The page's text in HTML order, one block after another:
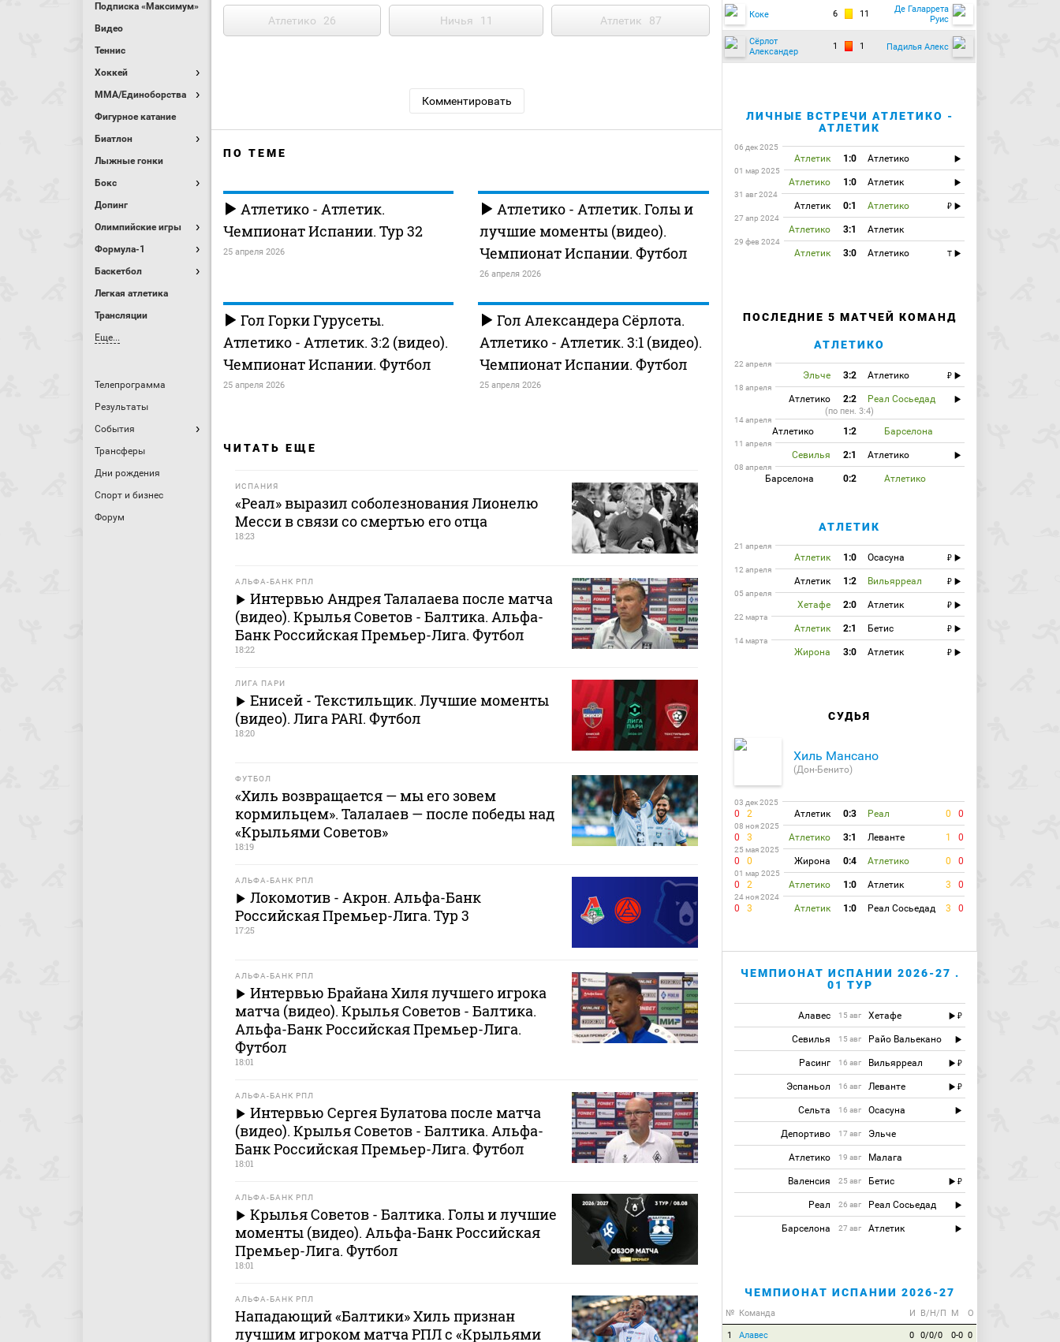
Подписка «Максимум»
Видео
Теннис
Хоккей
MMA/Единоборства
Фигурное катание
Биатлон
Лыжные гонки
Бокс
Допинг
Олимпийские игры
Формула-1
Баскетбол
Легкая атлетика
Трансляции
Еще...
Телепрограмма
Результаты
События
Трансферы
Дни рождения
Спорт и бизнес
Форум
Атлетико 26 Ничья 11 Атлетик 87
Комментировать
ПО ТЕМЕ
Атлетико - Атлетик.
Чемпионат Испании. Тур 32
25 апреля 2026
Атлетико - Атлетик. Голы и
лучшие моменты (видео).
Чемпионат Испании. Футбол
26 апреля 2026
Гол Горки Гурусеты.
Атлетико - Атлетик. 3:2 (видео).
Чемпионат Испании. Футбол
25 апреля 2026
Гол Александера Сёрлота.
Атлетико - Атлетик. 3:1 (видео).
Чемпионат Испании. Футбол
25 апреля 2026
ЧИТАТЬ ЕЩЕ
ИСПАНИЯ
«Реал» выразил соболезнования Лионелю
Месси в связи со смертью его отца
18:23
АЛЬФА-БАНК РПЛ
Интервью Андрея Талалаева после матча
(видео). Крылья Советов - Балтика. Альфа-
Банк Российская Премьер-Лига. Футбол
18:22
ЛИГА ПАРИ
Енисей - Текстильщик. Лучшие моменты
(видео). Лига PARI. Футбол
18:20
ФУТБОЛ
«Хиль возвращается — мы его зовем
кормильцем». Талалаев — после победы над
«Крыльями Советов»
18:19
АЛЬФА-БАНК РПЛ
Локомотив - Акрон. Альфа-Банк
Российская Премьер-Лига. Тур 3
17:25
АЛЬФА-БАНК РПЛ
Интервью Брайана Хиля лучшего игрока
матча (видео). Крылья Советов - Балтика.
Альфа-Банк Российская Премьер-Лига.
Футбол
18:01
АЛЬФА-БАНК РПЛ
Интервью Сергея Булатова после матча
(видео). Крылья Советов - Балтика. Альфа-
Банк Российская Премьер-Лига. Футбол
18:01
АЛЬФА-БАНК РПЛ
Крылья Советов - Балтика. Голы и лучшие
моменты (видео). Альфа-Банк Российская
Премьер-Лига. Футбол
18:01
АЛЬФА-БАНК РПЛ
Нападающий «Балтики» Хиль признан
лучшим игроком матча РПЛ с «Крыльями
Коке 6 11
Де Галаррета
Руис
Сёрлот
Александер
1 1 Падилья Алекс
ЛИЧНЫЕ ВСТРЕЧИ АТЛЕТИКО -
АТЛЕТИК
06 дек 2025
Атлетик 1:0 Атлетико
01 мар 2025
Атлетико 1:0 Атлетик
31 авг 2024
Атлетик 0:1 Атлетико
27 апр 2024
Атлетико 3:1 Атлетик
29 фев 2024
Атлетик 3:0 Атлетико T
ПОСЛЕДНИЕ 5 МАТЧЕЙ КОМАНД
АТЛЕТИКО
22 апреля
Эльче 3:2 Атлетико
18 апреля
Атлетико 2:2 Реал Сосьедад
(по пен. 3:4)
14 апреля
Атлетико 1:2 Барселона
11 апреля
Севилья 2:1 Атлетико
08 апреля
Барселона 0:2 Атлетико
АТЛЕТИК
21 апреля
Атлетик 1:0 Осасуна
12 апреля
Атлетик 1:2 Вильярреал
05 апреля
Хетафе 2:0 Атлетик
22 марта
Атлетик 2:1 Бетис
14 марта
Жирона 3:0 Атлетик
СУДЬЯ
Хиль Мансано
(Дон-Бенито)
03 дек 2025
0 2 Атлетик 0:3 Реал 0 0
08 ноя 2025
0 3 Атлетико 3:1 Леванте 1 0
25 мая 2025
0 0 Жирона 0:4 Атлетико 0 0
01 мар 2025
0 2 Атлетико 1:0 Атлетик 3 0
24 ноя 2024
0 3 Атлетик 1:0 Реал Сосьедад 3 0
ЧЕМПИОНАТ ИСПАНИИ 2026-27 .
01 ТУР
Алавес 15 авг Хетафе
Севилья 15 авг Райо Вальекано
Расинг 16 авг Вильярреал
Эспаньол 16 авг Леванте
Сельта 16 авг Осасуна
Депортиво 17 авг Эльче
Атлетико 19 авг Малага
Валенсия 25 авг Бетис
Реал 26 авг Реал Сосьедад
Барселона 27 авг Атлетик
ЧЕМПИОНАТ ИСПАНИИ 2026-27
№ Команда И В/Н/П М О
1 Алавес 0 0/0/0 0-0 0